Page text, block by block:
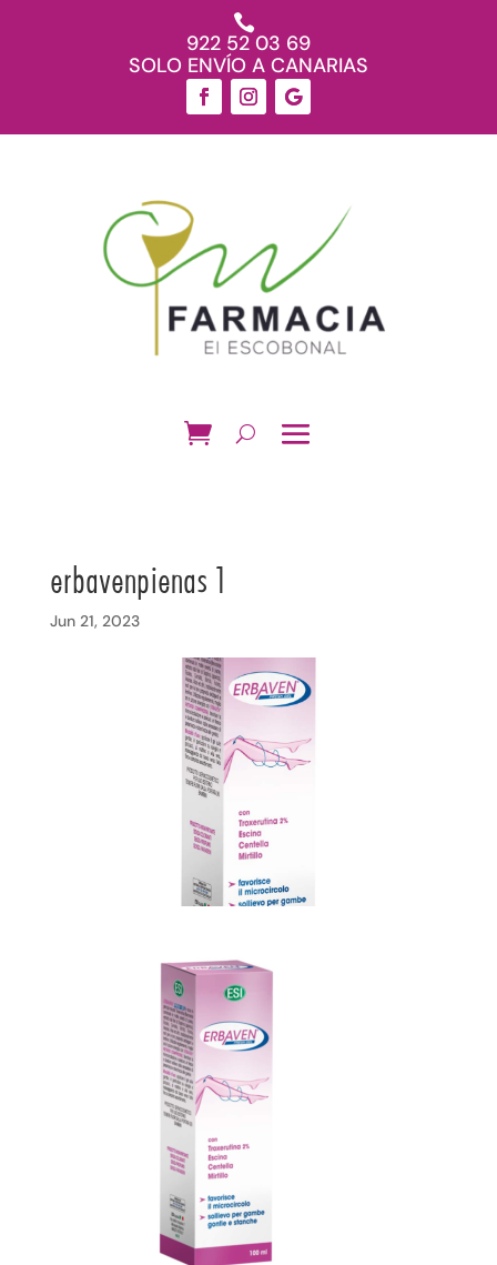

922 52 03 69
SOLO ENVÍO A CANARIAS
erbavenpienas 1
Jun 21, 2023